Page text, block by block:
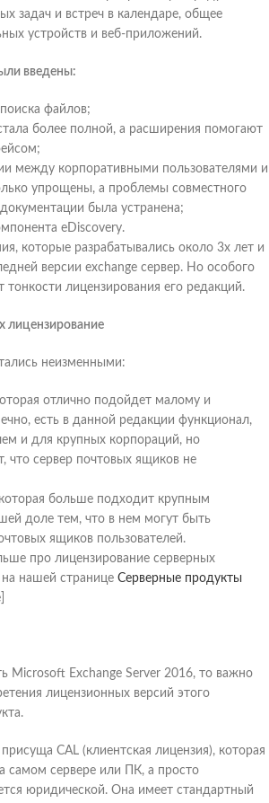
задач и встреч в календаре, общее
устройств и веб-приложений.
введены:
файлов;
более полной, а расширения помогают
между корпоративными пользователями и
упрощены, а проблемы совместного
была устранена;
eDiscovery.
которые разрабатывались около 3х лет и
версии exchange сервер. Но особого
тонкости лицензирования его редакций.
лицензирование
неизменными:
отлично подойдет малому и
есть в данной редакции функционал,
и для крупных корпораций, но
что сервер почтовых ящиков не
больше подходит крупным
доле тем, что в нем могут быть
ящиков пользователей.
про лицензирование серверных
нашей странице Серверные продукты
Microsoft Exchange Server 2016, то важно
лицензионных версий этого
CAL (клиентская лицензия), которая
самом сервере или ПК, а просто
юридической. Она имеет стандартный